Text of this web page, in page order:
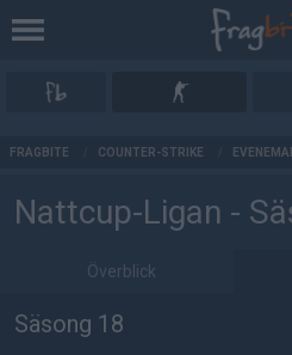
FRAGBITE COUNTER-STRIKE
Nattcup-Ligan -
Överblick
Säsong 18